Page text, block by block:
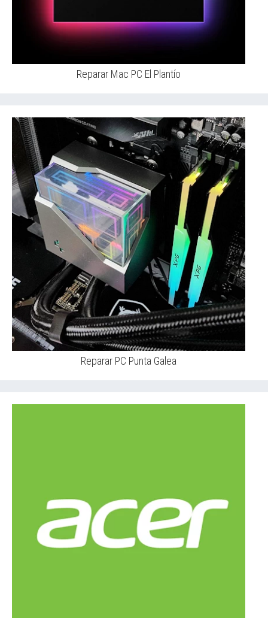
Reparar Mac PC El Plantío
Reparar PC Punta Galea